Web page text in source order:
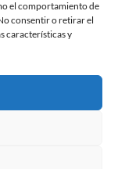
el comportamiento de
consentir o retirar el
características y
nuestras redes